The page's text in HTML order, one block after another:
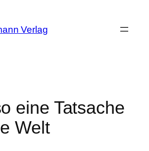
Verlag
eine Tatsache
Welt